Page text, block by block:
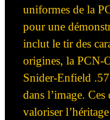
uniformes de la
pour une
inclut le tir des
origines, la PCN-
Snider-Enfield
dans l’image.
valoriser